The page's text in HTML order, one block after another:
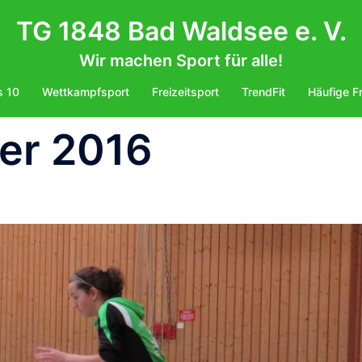
TG 1848 Bad Waldsee e. V.
Wir machen Sport für alle!
10 Wettkampfsport Freizeitsport TrendFit Häufige
2016